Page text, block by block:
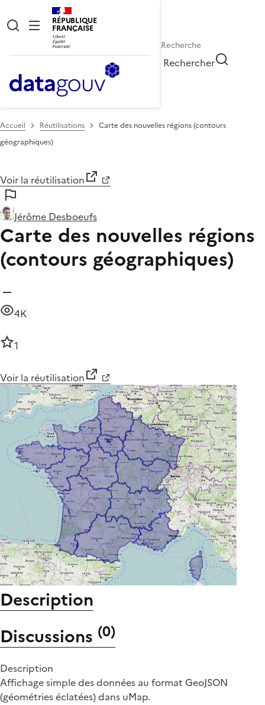
RÉPUBLIQUE
FRANÇAISE
Rechercher
Accueil Réutilisations
Carte des nouvelles régions (contours
géographiques)
Voir la réutilisation
Jérôme Desboeufs
Carte des nouvelles régions
(contours géographiques)
4K
1
Voir la réutilisation
Description
Discussions (0)
Description
Affichage simple des données au format GeoJSON
(géométries éclatées) dans uMap.